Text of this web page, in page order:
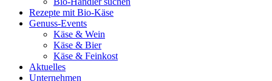
Rezepte mit Bio-Käse
Genuss-Events
Käse & Wein
Käse & Bier
Käse & Feinkost
Aktuelles
Unternehmen